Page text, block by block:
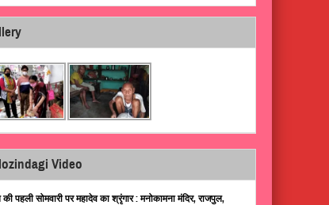
Video
पहली सोमवारी पर महादेव का श्रृंगार : मनोकामना मंदिर, राजपुल,